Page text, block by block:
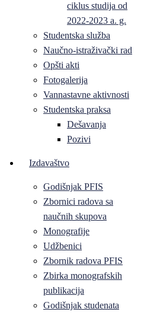
ciklus studija od
2022-2023 a. g.
Studentska služba
Naučno-istraživački rad
Opšti akti
Fotogalerija
Vannastavne aktivnosti
Studentska praksa
Dešavanja
Pozivi
Izdavaštvo
Godišnjak PFIS
Zbornici radova sa
naučnih skupova
Monografije
Udžbenici
Zbornik radova PFIS
Zbirka monografskih
publikacija
Godišnjak studenata